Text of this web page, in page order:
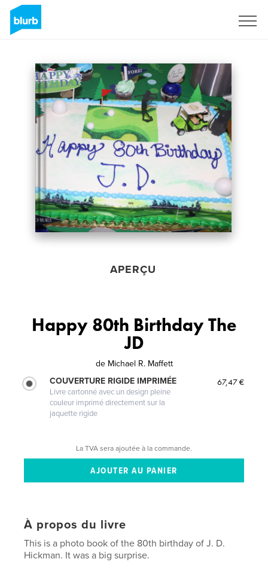
APERÇU
Happy 80th Birthday The
JD
de Michael R. Maffett
COUVERTURE RIGIDE IMPRIMÉE
Livre cartonné avec un design pleine
couleur imprimé directement sur la
jaquette rigide
67,47 €
La TVA sera ajoutée à la commande.
À propos du livre
This is a photo book of the 80th birthday of J. D.
Hickman. It was a big surprise.